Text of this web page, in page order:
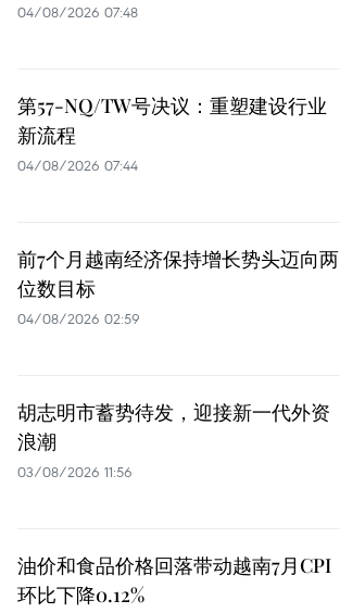
04/08/2026 07:48
第57-NQ/TW号决议：重塑建设行业
新流程
04/08/2026 07:44
前7个月越南经济保持增长势头迈向两
位数目标
04/08/2026 02:59
胡志明市蓄势待发，迎接新一代外资
浪潮
03/08/2026 11:56
油价和食品价格回落带动越南7月CPI
环比下降0.12%